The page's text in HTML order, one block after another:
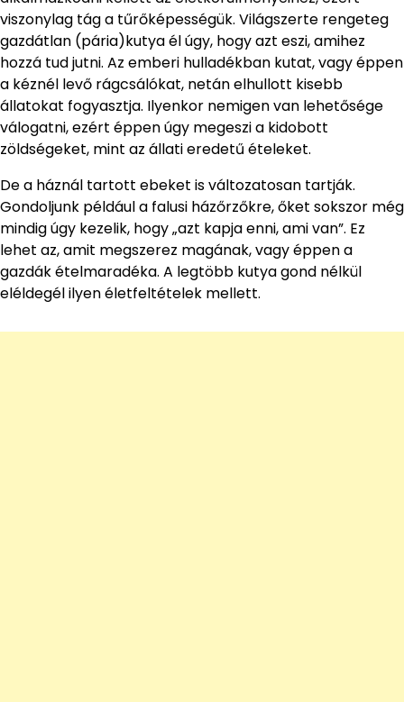
viszonylag tág a tűrőképességük. Világszerte rengeteg
gazdátlan (pária)kutya él úgy, hogy azt eszi, amihez
hozzá tud jutni. Az emberi hulladékban kutat, vagy éppen
a kéznél levő rágcsálókat, netán elhullott kisebb
állatokat fogyasztja. Ilyenkor nemigen van lehetősége
válogatni, ezért éppen úgy megeszi a kidobott
zöldségeket, mint az állati eredetű ételeket.
De a háznál tartott ebeket is változatosan tartják.
Gondoljunk például a falusi házőrzőkre, őket sokszor még
mindig úgy kezelik, hogy „azt kapja enni, ami van”. Ez
lehet az, amit megszerez magának, vagy éppen a
gazdák ételmaradéka. A legtöbb kutya gond nélkül
eléldegél ilyen életfeltételek mellett.